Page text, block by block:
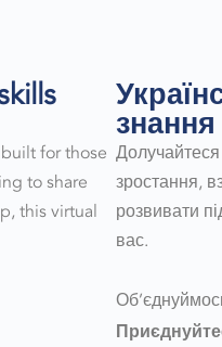
for those
to share
this virtual
знання
зростання,
розвивати
вас.